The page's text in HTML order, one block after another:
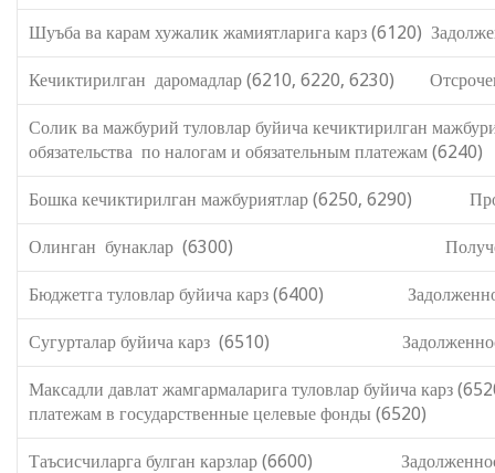
Шуъба ва карам хужалик жамиятларига карз (6120)
Кечиктирилган даромадлар (6210, 6220, 6230)
Солик ва мажбурий туловлар буйича
обязательства по налогам и обязательным платежам (6240)
Бошка кечиктирилган мажбуриятлар (6250, 6290)
Олинган бунаклар (6300)
Бюджетга туловлар буйича карз (6400)
Сугурталар буйича карз (6510) Задолженность
Максадли давлат жамгармаларига
платежам в государственные целевые фонды (6520)
Таъсисчиларга булган карзлар (6600)